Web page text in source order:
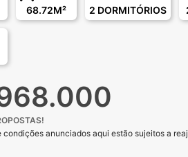
68.72M² 2 DORMITÓRIOS
condições anunciados aqui estão sujeitos a